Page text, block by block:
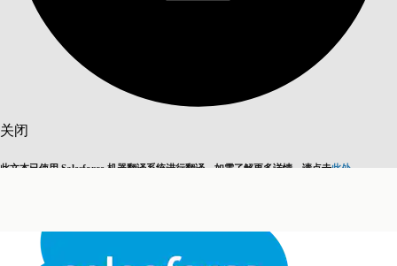
关闭
此文本已使用 Salesforce 机器翻译系统进行翻译。如需了解更多详情，请点击此处